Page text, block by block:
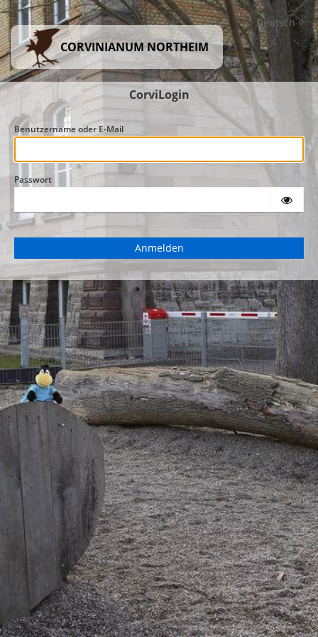
CORVINIANUM NORTHEIM
Deutsch
CorviLogin
Benutzername oder E-Mail
Passwort